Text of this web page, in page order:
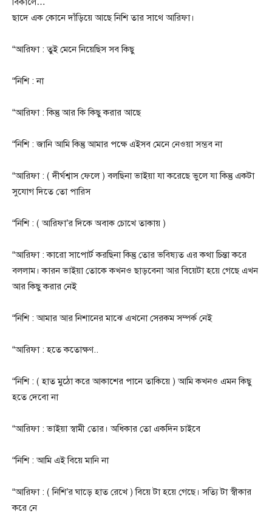
ছাদে এক কোনে দাঁড়িয়ে আছে নিশি তার সাথে আরিফা।
“আরিফা : তুই মেনে নিয়েছিস সব কিছু
“নিশি : না
“আরিফা : কিন্তু আর কি কিছু করার আছে
“নিশি : জানি আমি কিন্তু আমার পক্ষে এইসব মেনে নেওয়া সম্ভব না
“আরিফা : ( দীর্ঘশ্বাস ফেলে ) বলছিনা ভাইয়া যা করেছে ভুলে যা কিন্তু একটা
সুযোগ দিতে তো পারিস
“নিশি : ( আরিফা’র দিকে অবাক চোখে তাকায় )
“আরিফা : কারো সাপোর্ট করছিনা কিন্তু তোর ভবিষ্যত এর কথা চিন্তা করে
বললাম। কারন ভাইয়া তোকে কখনও ছাড়বেনা আর বিয়েটা হয়ে গেছে এখন
আর কিছু করার নেই
“নিশি : আমার আর নিশানের মাঝে এখনো সেরকম সম্পর্ক নেই
“আরিফা : হতে কতোক্ষণ..
“নিশি : ( হাত মুঠো করে আকাশের পানে তাকিয়ে ) আমি কখনও এমন কিছু
হতে দেবো না
“আরিফা : ভাইয়া স্বামী তোর। অধিকার তো একদিন চাইবে
“নিশি : আমি এই বিয়ে মানি না
“আরিফা : ( নিশি’র ঘাড়ে হাত রেখে ) বিয়ে টা হয়ে গেছে। সত্যি টা স্বীকার
করে নে